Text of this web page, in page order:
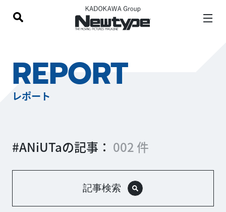
REPORT
レポート
#ANiUTaの記事： 002 件
記事検索